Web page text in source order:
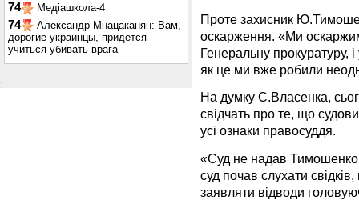
74 Медіашкола-4
74
Александр Мнацаканян: Вам,
дорогие украинцы, придется
учиться убивать врага
Проте захисник
оскарження. «Ми
Генеральну прокуратуру,
як це ми вже робили
На думку С.Власенка,
свідчать про те, що
усі ознаки правосуддя.
«Суд не надав Тимошенко
суд почав слухати
заявляти відводи